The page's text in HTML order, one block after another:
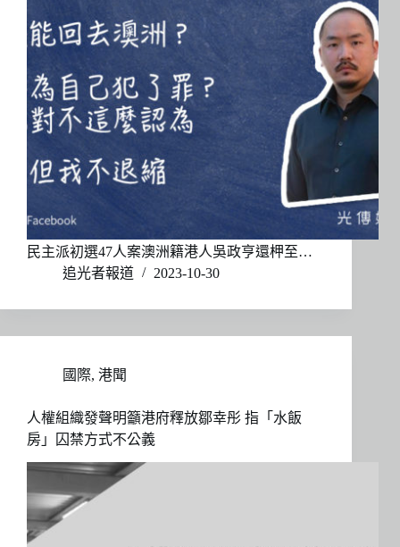
民主派初選47人案澳洲籍港人吳政亨還柙至…
追光者報道
2023-10-30
國際, 港聞
人權組織發聲明籲港府釋放鄒幸彤 指「水飯
房」囚禁方式不公義